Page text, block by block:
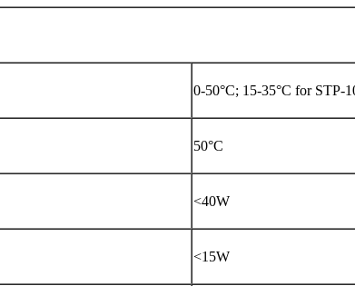
0-50°C; 15-35°C for STP-
50°C
<40W
<15W